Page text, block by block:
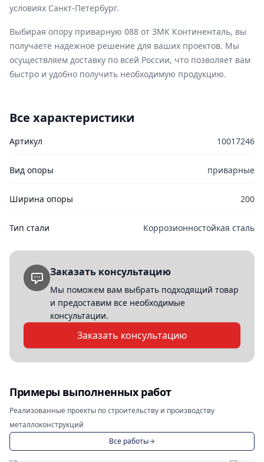
условиях Санкт-Петербург.
Выбирая опору приварную 088 от ЗМК Континенталь, вы
получаете надежное решение для ваших проектов. Мы
осуществляем доставку по всей России, что позволяет вам
быстро и удобно получить необходимую продукцию.
Все характеристики
Артикул 10017246
Вид опоры приварные
Ширина опоры 200
Тип стали Коррозионностойкая сталь
Заказать консультацию
Мы поможем вам выбрать подходящий товар
и предоставим все необходимые
консультации.
Заказать консультацию
Примеры выполненных работ
Реализованные проекты по строительству и производству
металлоконструкций
Все работы